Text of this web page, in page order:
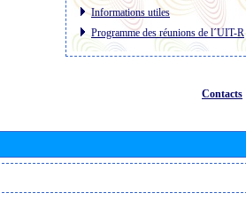
Informations utiles
Programme des réunions de l´UIT-R
Contacts